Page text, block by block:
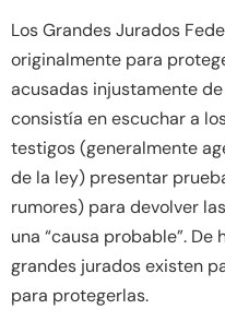
Los Grandes Jurados
originalmente para
acusadas injustamente
consistía en escuchar a
testigos (generalmente
de la ley) presentar
rumores) para devolver
una “causa probable”. De
grandes jurados existen
para protegerlas.